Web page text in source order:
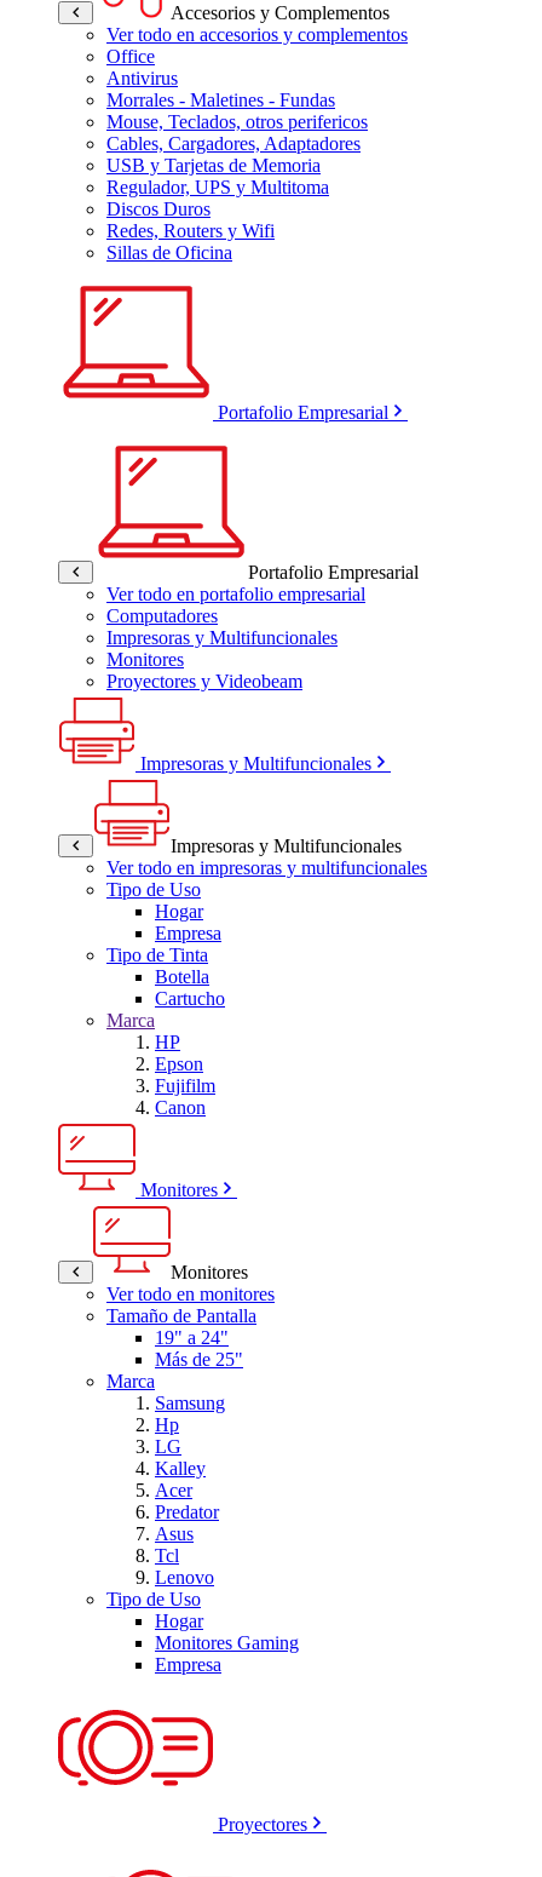
Accesorios y Complementos
Ver todo en accesorios y complementos
Office
Antivirus
Morrales - Maletines - Fundas
Mouse, Teclados, otros perifericos
Cables, Cargadores, Adaptadores
USB y Tarjetas de Memoria
Regulador, UPS y Multitoma
Discos Duros
Redes, Routers y Wifi
Sillas de Oficina
Portafolio Empresarial
Portafolio Empresarial
Ver todo en portafolio empresarial
Computadores
Impresoras y Multifuncionales
Monitores
Proyectores y Videobeam
Impresoras y Multifuncionales
Impresoras y Multifuncionales
Ver todo en impresoras y multifuncionales
Tipo de Uso
Hogar
Empresa
Tipo de Tinta
Botella
Cartucho
Marca
HP
Epson
Fujifilm
Canon
Monitores
Monitores
Ver todo en monitores
Tamaño de Pantalla
19" a 24"
Más de 25"
Marca
Samsung
Hp
LG
Kalley
Acer
Predator
Asus
Tcl
Lenovo
Tipo de Uso
Hogar
Monitores Gaming
Empresa
Proyectores